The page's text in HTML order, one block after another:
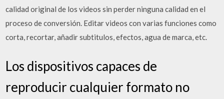
calidad original de los videos sin perder ninguna calidad en el
proceso de conversión. Editar videos con varias funciones como
corta, recortar, añadir subtitulos, efectos, agua de marca, etc.
Los dispositivos capaces de
reproducir cualquier formato no